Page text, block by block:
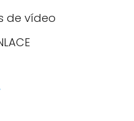
de vídeo